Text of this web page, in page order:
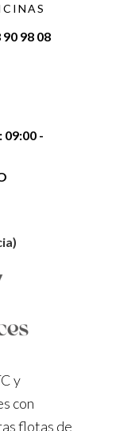
98 08
09:00 -
y
con
flotas de